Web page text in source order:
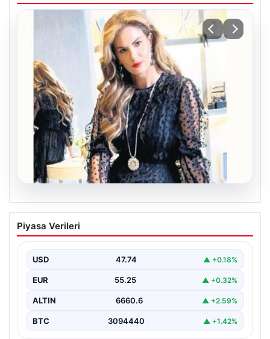
06.08.2026
Bavulun ortak paydası kitap
Çocukluğundan bu yana aynı anda birkaç kitap
Piyasa Verileri
USD 47.74 ▲ +0.18%
EUR 55.25 ▲ +0.32%
ALTIN 6660.6 ▲ +2.59%
BTC 3094440 ▲ +1.42%